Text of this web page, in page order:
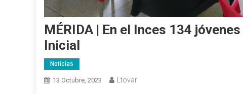
MÉRIDA | En el Inces 134
Inicial
Noticias
13 Octubre, 2023 Ltovar